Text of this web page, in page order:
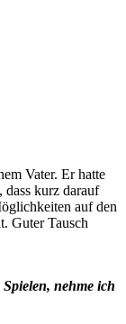
Vater. Er hatte
dass kurz darauf
auf den
Guter Tausch
nehme ich